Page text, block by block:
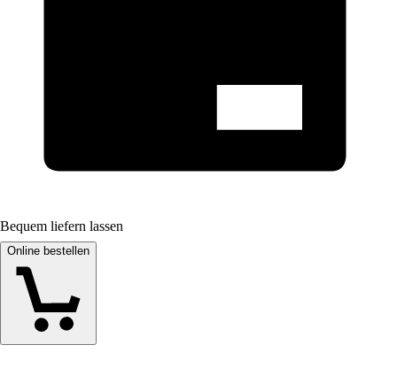
Bequem liefern lassen
Online bestellen